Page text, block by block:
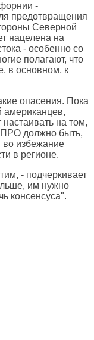
-
предотвращения
Северной
нацелена на
- особенно со
полагают, что
в основном, к
опасения. Пока
американцев,
на том,
ПРО должно быть,
во избежание
в регионе.
- подчеркивает
им нужно
консенсуса".